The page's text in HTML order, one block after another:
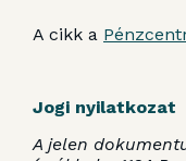
A cikk a
Jogi nyilatkozat
A jelen